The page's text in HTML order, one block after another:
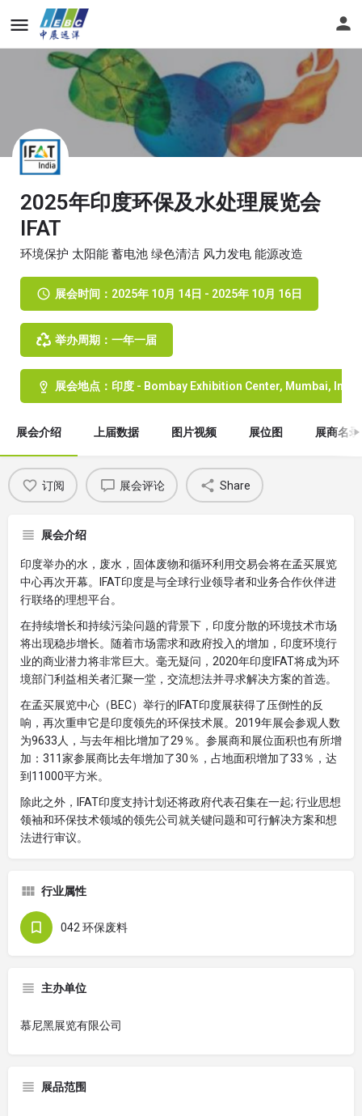
2025年印度环保及水处理展览会
IFAT
环境保护 太阳能 蓄电池 绿色清洁 风力发电 能源改造
展会时间：2025年 10月 14日 - 2025年 10月 16日
举办周期：一年一届
展会地点：印度 - Bombay Exhibition Center, Mumbai, India
展会介绍 上届数据 图片视频 展位图 展商名录
订阅 展会评论 Share
展会介绍
印度举办的水，废水，固体废物和循环利用交易会将在孟买展览
中心再次开幕。IFAT印度是与全球行业领导者和业务合作伙伴进
行联络的理想平台。
在持续增长和持续污染问题的背景下，印度分散的环境技术市场
将出现稳步增长。随着市场需求和政府投入的增加，印度环境行
业的商业潜力将非常巨大。毫无疑问，2020年印度IFAT将成为环
境部门利益相关者汇聚一堂，交流想法并寻求解决方案的首选。
在孟买展览中心（BEC）举行的IFAT印度展获得了压倒性的反
响，再次重申它是印度领先的环保技术展。2019年展会参观人数
为9633人，与去年相比增加了29％。参展商和展位面积也有所增
加：311家参展商比去年增加了30％，占地面积增加了33％，达
到11000平方米。
除此之外，IFAT印度支持计划还将政府代表召集在一起; 行业思想
领袖和环保技术领域的领先公司就关键问题和可行解决方案和想
法进行审议。
行业属性
042 环保废料
主办单位
慕尼黑展览有限公司
展品范围